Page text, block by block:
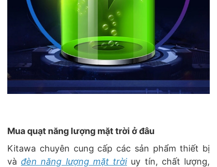
Mua quạt năng lượng mặt trời ở đâu
Kitawa chuyên cung cấp các sản phẩm thiết bị
vàđèn năng lượng mặt trờiuy tín, chất lượng,